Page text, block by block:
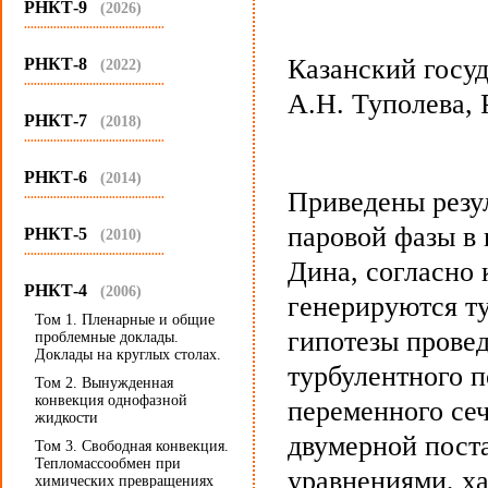
РНКТ-9 (2026)
...........................................
РНКТ-8 (2022)
...........................................
РНКТ-7 (2018)
...........................................
РНКТ-6 (2014)
...........................................
РНКТ-5 (2010)
...........................................
РНКТ-4 (2006)
Том 1. Пленарные и общие
проблемные доклады.
Доклады на круглых столах.
Том 2. Вынужденная
конвекция однофазной
жидкости
Том 3. Свободная конвекция.
Тепломассообмен при
химических превращениях
Казанский
А.Н. Туполева,
Приведены
паровой фазы в
Дина, согласно
генерируются
гипотезы
турбулентного
переменного
двумерной
уравнениями,